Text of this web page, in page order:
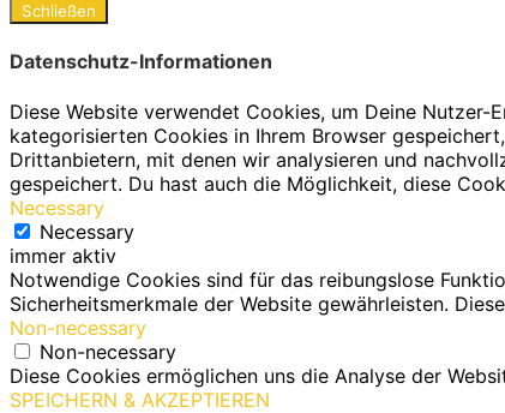
Schließen
Datenschutz-Informationen
Diese Website verwendet Cookies, um Deine
kategorisierten Cookies in Ihrem Browser
Drittanbietern, mit denen wir analysieren und
gespeichert. Du hast auch die Möglichkeit, diese
Necessary
Necessary
immer aktiv
Notwendige Cookies sind für das reibungslose
Sicherheitsmerkmale der Website gewährleisten.
Non-necessary
Non-necessary
Diese Cookies ermöglichen uns die Analyse der
SPEICHERN & AKZEPTIEREN